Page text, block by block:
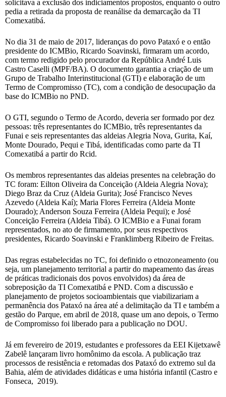
solicitava a exclusão dos indiciamentos propostos, enquanto o outro
pedia a retirada da proposta de reanálise da demarcação da TI
Comexatibá.
No dia 31 de maio de 2017, lideranças do povo Pataxó e o então
presidente do ICMBio, Ricardo Soavinski, firmaram um acordo,
com termo redigido pelo procurador da República André Luis
Castro Caselli (MPF/BA). O documento garantia a criação de um
Grupo de Trabalho Interinstitucional (GTI) e elaboração de um
Termo de Compromisso (TC), com a condição de desocupação da
base do ICMBio no PND.
O GTI, segundo o Termo de Acordo, deveria ser formado por dez
pessoas: três representantes do ICMBio, três representantes da
Funai e seis representantes das aldeias Alegria Nova, Gurita, Kaí,
Monte Dourado, Pequi e Tibá, identificadas como parte da TI
Comexatibá a partir do Rcid.
Os membros representantes das aldeias presentes na celebração do
TC foram: Eilton Oliveira da Conceição (Aldeia Alegria Nova);
Diego Braz da Cruz (Aldeia Gurita); José Francisco Neves
Azevedo (Aldeia Kaí); Maria Flores Ferreira (Aldeia Monte
Dourado); Anderson Souza Ferreira (Aldeia Pequi); e José
Conceição Ferreira (Aldeia Tibá). O ICMBio e a Funai foram
representados, no ato de firmamento, por seus respectivos
presidentes, Ricardo Soavinski e Franklimberg Ribeiro de Freitas.
Das regras estabelecidas no TC, foi definido o etnozoneamento (ou
seja, um planejamento territorial a partir do mapeamento das áreas
de práticas tradicionais dos povos envolvidos) da área de
sobreposição da TI Comexatibá e PND. Com a discussão e
planejamento de projetos socioambientais que viabilizariam a
permanência dos Pataxó na área até a delimitação da TI e também a
gestão do Parque, em abril de 2018, quase um ano depois, o Termo
de Compromisso foi liberado para a publicação no DOU.
Já em fevereiro de 2019, estudantes e professores da EEI Kijetxawê
Zabelê lançaram livro homônimo da escola. A publicação traz
processos de resistência e retomadas dos Pataxó do extremo sul da
Bahia, além de atividades didáticas e uma história infantil (Castro e
Fonseca, 2019).